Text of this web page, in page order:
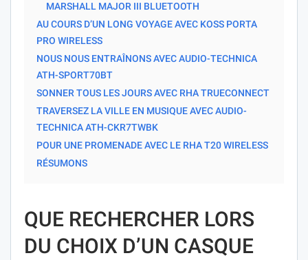
MARSHALL MAJOR III BLUETOOTH
AU COURS D’UN LONG VOYAGE AVEC KOSS PORTA
PRO WIRELESS
NOUS NOUS ENTRAÎNONS AVEC AUDIO-TECHNICA
ATH-SPORT70BT
SONNER TOUS LES JOURS AVEC RHA TRUECONNECT
TRAVERSEZ LA VILLE EN MUSIQUE AVEC AUDIO-
TECHNICA ATH-CKR7TWBK
POUR UNE PROMENADE AVEC LE RHA T20 WIRELESS
RÉSUMONS
QUE RECHERCHER LORS
DU CHOIX D’UN CASQUE